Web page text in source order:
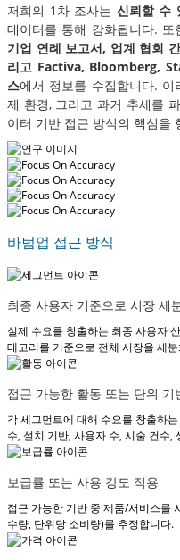
저희의 1차 조사는 신뢰할 수
데이터를 통해 강화됩니다.
기업 연례 보고서, 업계 협회
리고 Factiva, Bloomberg,
스에서 정보를 수집합니다.
제 환경, 그리고 과거 추세를
이터 기반 접근 방식의 핵심을
바텀업 접근 방식
최종 사용자 기준으로 시장 세
실제 수요를 창출하는 최종 사용자
테고리를 기준으로 전체 시장을 세
접근 가능한 활동 또는 단위 기
각 세그먼트에 대해 수요를 창출하
수, 설치 기반, 사용자 수, 시술 건수,
보급률 또는 사용 강도 적용
접근 가능한 기반 중 제품/서비스를
수량, 단위당 소비량)를 추정합니다.